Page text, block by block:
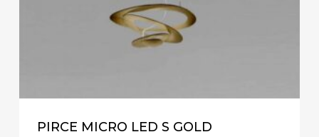
PIRCE MICRO LED S GOLD